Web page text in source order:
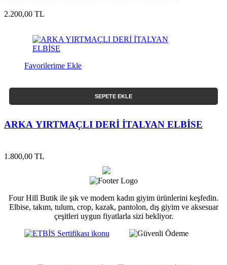
2.200,00 TL
Favorilerime Ekle
SEPETE EKLE
ARKA YIRTMAÇLI DERİ İTALYAN ELBİSE
1.800,00 TL
Four Hill Butik ile şık ve modern kadın giyim ürünlerini keşfedin.
Elbise, takım, tulum, crop, kazak, pantolon, dış giyim ve aksesuar
çeşitleri uygun fiyatlarla sizi bekliyor.